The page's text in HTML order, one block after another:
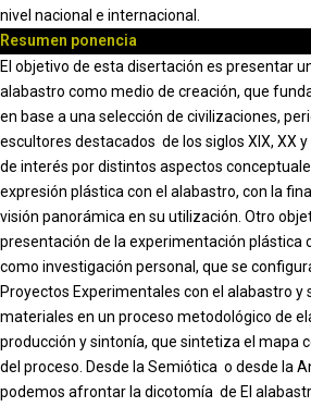
nivel nacional e internacional.
Resumen ponencia
El objetivo de esta disertación es presentar
alabastro como medio de creación, que
en base a una selección de civilizaciones,
escultores destacados de los siglos XIX, XX
de interés por distintos aspectos
expresión plástica con el alabastro, con la
visión panorámica en su utilización. Otro
presentación de la experimentación plástica
como investigación personal, que se
Proyectos Experimentales con el alabastro y
materiales en un proceso metodológico de
producción y sintonía, que sintetiza el mapa
del proceso. Desde la Semiótica o desde la
podemos afrontar la dicotomía de El